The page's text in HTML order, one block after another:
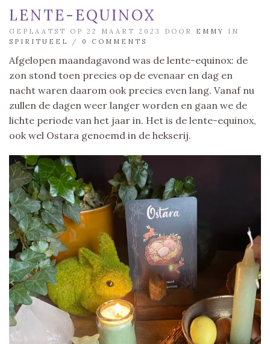
LENTE-EQUINOX
GEPLAATST OP 22 MAART 2023 DOOR EMMY
IN
SPIRITUEEL
/ 0 COMMENTS
Afgelopen maandagavond was de lente-equinox: de
zon stond toen precies op de evenaar en dag en
nacht waren daarom ook precies even lang. Vanaf nu
zullen de dagen weer langer worden en gaan we de
lichte periode van het jaar in. Het is de lente-equinox,
ook wel Ostara genoemd in de hekserij.